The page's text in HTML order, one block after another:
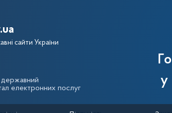
сторінка Державної
сайти України
електронних послуг
у